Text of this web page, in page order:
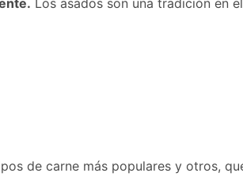
Los asados son una tradición en
de carne más populares y otros,